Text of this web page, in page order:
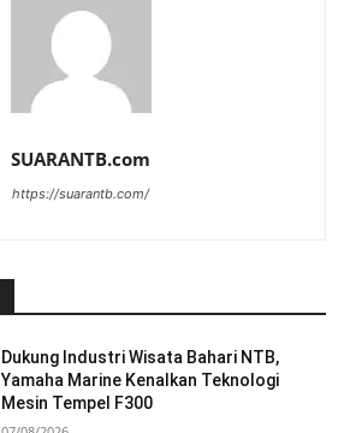
SUARANTB.com
https://suarantb.com/
Dukung Industri Wisata Bahari NTB,
Yamaha Marine Kenalkan Teknologi
Mesin Tempel F300